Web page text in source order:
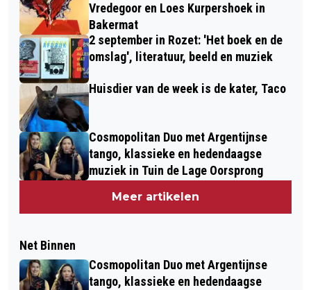
Vredegoor en Loes Kurpershoek in
Bakermat
2 september in Rozet: 'Het boek en de
omslag', literatuur, beeld en muziek
Huisdier van de week is de kater, Taco
Cosmopolitan Duo met Argentijnse
tango, klassieke en hedendaagse
muziek in Tuin de Lage Oorsprong
Meer artikelen
Net Binnen
Cosmopolitan Duo met Argentijnse
tango, klassieke en hedendaagse